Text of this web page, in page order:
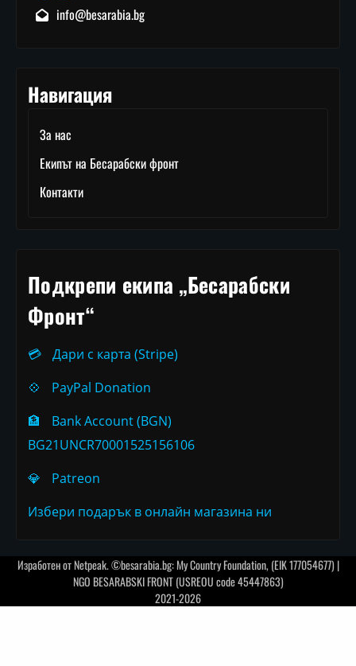
info@besarabia.bg
Навигация
За нас
Екипът на Бесарабски фронт
Контакти
Подкрепи екипа „Бесарабски
Фронт“
💳
Дари с карта (Stripe)
💠
PayPal Donation
🏦
Bank Account (BGN)
BG21UNCR70001525156106
💎
Patreon
Избери подарък в онлайн магазина ни
Изработен отNetpeak. ©besarabia.bg: My Country Foundation, (EIK 177054677) |
NGO BESARABSKI FRONT (USREOU code 45447863)
2021-2026